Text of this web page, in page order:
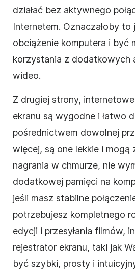
działać bez aktywnego
Internetem. Oznaczałoby to
obciążenie komputera i być
korzystania z dodatkowych
wideo.
Z drugiej strony,
ekranu są wygodne i łatwo
pośrednictwem dowolnej
więcej, są one lekkie i mogą
nagrania w chmurze, nie
dodatkowej pamięci na
jeśli masz stabilne
potrzebujesz kompletnego
edycji i przesyłania filmów,
rejestrator ekranu, taki jak
być szybki, prosty i